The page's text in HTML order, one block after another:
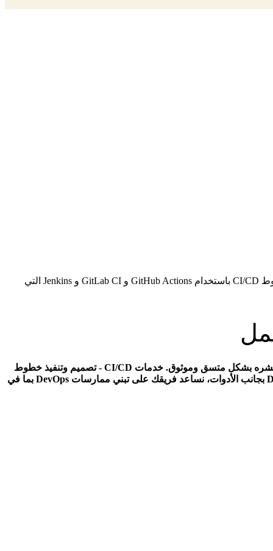
خطوط CI/CD تؤتمت عملية اختبار وبناء ونشر البرمجيات مما يمكّن فريقك من إرسال التحديثات أسرع وبموثوقية أكبر. تنفذ 911 Digital خطوط CI/CD باستخدام GitHub Actions و GitLab CI و Jenkins التي
تسليم برمجيات آلي النشر اليدوي بطيء ومعرض للأخطاء ومحفوف بالمخاطر. أتمتة CI/CD تضمن اختبار والتحقق من كل تغيير في الكود ونشره بشكل متسق وموثوق. خدمات CI/CD - تصميم وتنفيذ خطوط
الأنابيب - تكامل الاختبار الآلي - استراتيجيات النشر التدريجي - توفير البنية التحتية كجزء من الخط - أتمتة التراجع ومراقبة النشر ثقافة DevOps بجانب الأدوات، نساعد فريقك على تبني ممارسات DevOps بما في